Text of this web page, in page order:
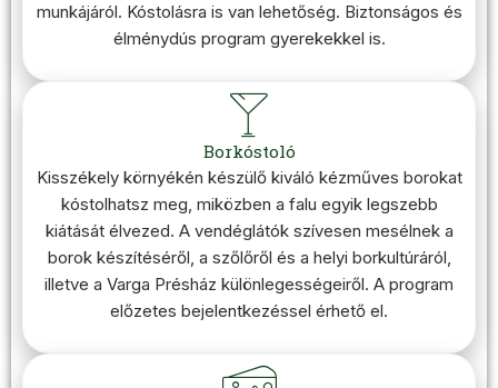
munkájáról. Kóstolásra is van lehetőség. Biztonságos és
élménydús program gyerekekkel is.
Borkóstoló
Kisszékely környékén készülő kiváló kézműves borokat
kóstolhatsz meg, miközben a falu egyik legszebb
kiátását élvezed. A vendéglátók szívesen mesélnek a
borok készítéséről, a szőlőről és a helyi borkultúráról,
illetve a Varga Présház különlegességeiről. A program
előzetes bejelentkezéssel érhető el.